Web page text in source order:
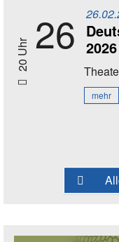
20 Uhr 26 2026
mehr